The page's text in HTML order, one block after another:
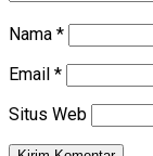
Nama *
Email *
Situs Web